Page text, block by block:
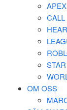
CALL
OM OSS